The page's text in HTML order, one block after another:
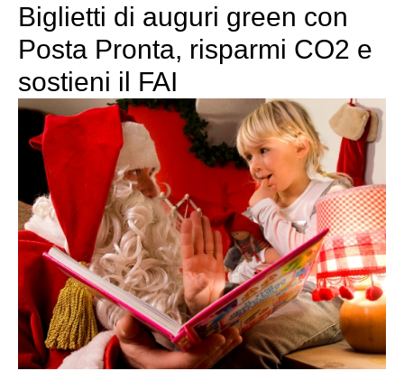
Biglietti di auguri green con
Posta Pronta, risparmi CO2 e
sostieni il FAI